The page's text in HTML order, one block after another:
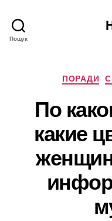
Пошук
ПОРАДИ
По
какие